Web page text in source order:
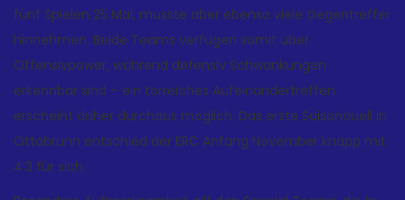
fünf Spielen 25 Mal, musste aber ebenso viele Gegentreffer
hinnehmen. Beide Teams verfügen somit über
Offensivpower, während defensiv Schwankungen
erkennbar sind – ein torreiches Aufeinandertreffen
erscheint daher durchaus möglich. Das erste Saisonduell in
Ottobrunn entschied der ERC Anfang November knapp mit
4:3 für sich.